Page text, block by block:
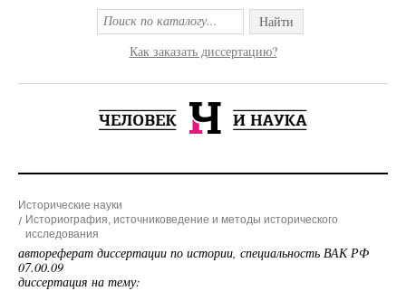
Найти
Как заказать диссертацию?
Исторические науки
Историография, источниковедение и методы исторического
исследования
автореферат диссертации по истории, специальность ВАК РФ
07.00.09
диссертация на тему: